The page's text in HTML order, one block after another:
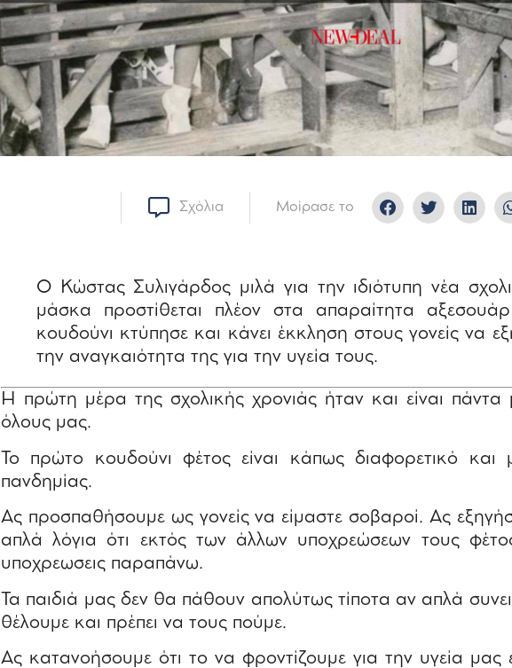
Σχόλια Μοίρασε το
Ο Κώστας Συλιγάρδος μιλά για την ιδιότυπη νέα
μάσκα προστίθεται πλέον στα απαραίτητα
κουδούνι κτύπησε και κάνει έκκληση στους γονείς να
την αναγκαιότητα της για την υγεία τους.
Η πρώτη μέρα της σχολικής χρονιάς ήταν και είναι πάντα
όλους μας.
Το πρώτο κουδούνι φέτος είναι κάπως διαφορετικό και
πανδημίας.
Ας προσπαθήσουμε ως γονείς να είμαστε σοβαροί. Ας
απλά λόγια ότι εκτός των άλλων υποχρεώσεων τους
υποχρεωσεις παραπάνω.
Τα παιδιά μας δεν θα πάθουν απολύτως τίποτα αν απλά
θέλουμε και πρέπει να τους πούμε.
Ας κατανοήσουμε ότι το να φροντίζουμε για την υγεία μας